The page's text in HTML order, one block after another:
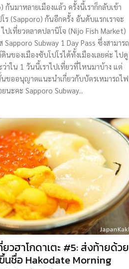
กันมาหลายเมืองแล้ว ครั้งนี้เราก็กลับเข้า
ร (Sapporo) กันอีกครั้ง อันดับแรกเราจะ
ปเที่ยวตลาดปลานิโจ (Nijo Fish Market)
Sapporo Subway 1 Day Pass ซึ่งสามารถ
นของเมืองซับโปโรได้ทั้งเมืองเลยค่ะ ไปดู
าใน 1 วันนี้เราไปเที่ยวที่ไหนมาบ้าง แต่
ขออนุญาตแนะนำเกี่ยวกับบัตรเหมารถไฟ
นะคะ Sapporo Subway...
ยวฮาโกดาเตะ #5: ส่งท้ายด้วย
นชื่อ Hakodate Morning